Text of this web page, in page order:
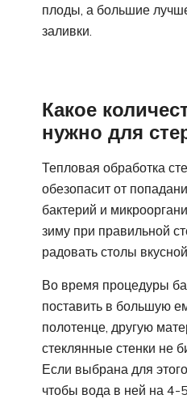
плоды, а большие
заливки.
Какое
нужно для
Тепловая обработка
обезопасит от
бактерий и
зиму при правильной
радовать столы
Во время процедуры
поставить в большую
полотенце, другую
стеклянные стенки не
Если выбрана для
чтобы вода в ней на 4-